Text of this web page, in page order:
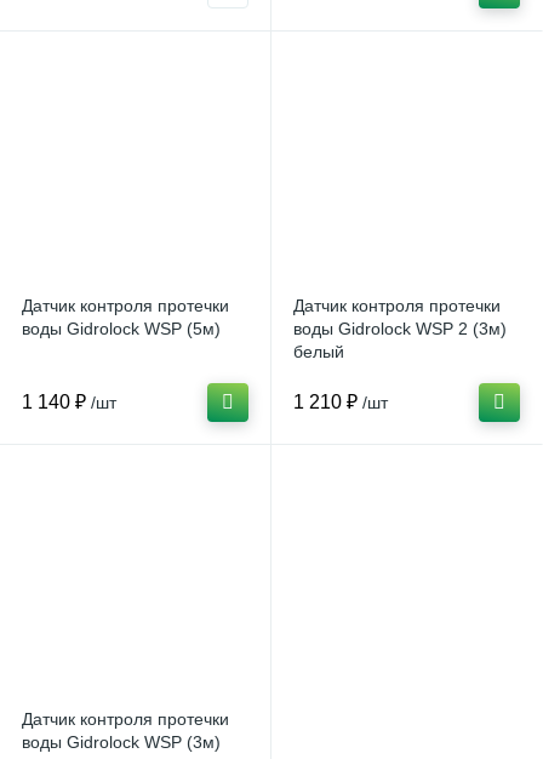
Датчик контроля протечки
воды Gidrolock WSР (5м)
1 140 ₽ /шт
Датчик контроля протечки
воды Gidrolock WSР 2 (3м)
белый
1 210 ₽ /шт
Датчик контроля протечки
воды Gidrolock WSP (3м)